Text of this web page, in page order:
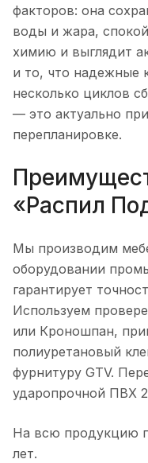
факторов: она
воды и жара,
химию и выглядит
и то, что надежные
несколько циклов
— это актуально
перепланировке.
«Распил
Мы производим
оборудовании
гарантирует
Используем
или Кроношпан,
полиуретановый
фурнитуру GTV.
ударопрочной ПВХ
На всю продукцию
лет.